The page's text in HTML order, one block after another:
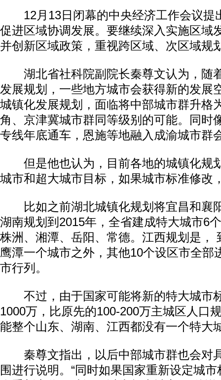
12月13日闭幕的中央经济工作会议提
促进区域协调发展。要继续深入实施区域
并创新区域政策，重视跨区域、次区域规
湖北省社科院副院长秦尊文认为，随
发展规划，一些地方城市会获得新的发展
城镇化发展规划，面临将中部城市群升格
角、京津冀城市群同等级别的可能。同时
专线年底通车，恩施等地融入成渝城市群
但是他也认为，目前各地的城镇化规
城市和超大城市目标，如果城市标准修改
比如之前湖北城镇化规划将宜昌和襄
湖南规划到2015年，全省建成特大城市6
株洲、湘潭、岳阳、常德。江西规划是，
鹰潭一个城市之外，其他10个设区市全部
市行列。
不过，由于国家可能将新的特大城市
1000万，比原先的100-200万主城区人口
能整个山东、湖南、江西都没有一个特大
秦尊文指出，以后中部城市群也会对
围进行说明。“同时如果国家重新设定城